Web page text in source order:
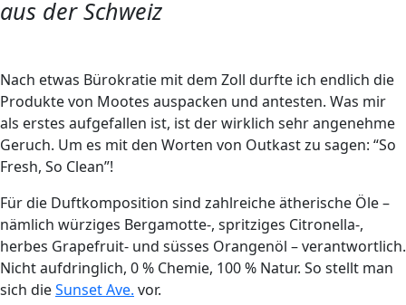
aus der Schweiz
Nach etwas Bürokratie mit dem Zoll durfte ich endlich die
Produkte von Mootes auspacken und antesten. Was mir
als erstes aufgefallen ist, ist der wirklich sehr angenehme
Geruch. Um es mit den Worten von Outkast zu sagen: “So
Fresh, So Clean”!
Für die Duftkomposition sind zahlreiche ätherische Öle –
nämlich würziges Bergamotte-, spritziges Citronella-,
herbes Grapefruit- und süsses Orangenöl – verantwortlich.
Nicht aufdringlich, 0 % Chemie, 100 % Natur. So stellt man
sich dieSunset Ave. vor.